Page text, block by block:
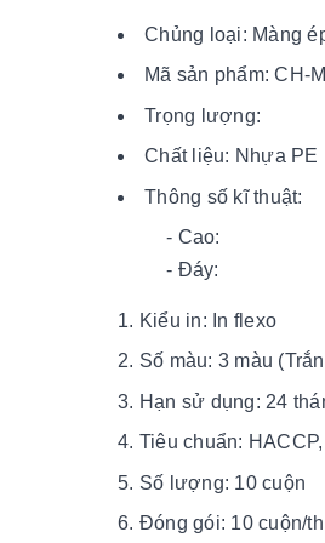
Chủng loại: Màng
Mã sản phẩm: CH-
Trọng lượng:
Chất liệu: Nhựa PE
Thông số kĩ thuật:
- Cao:
- Đáy:
Kiểu in: In flexo
Số màu: 3 màu
Hạn sử dụng: 24
Tiêu chuẩn:
Số lượng: 10 cuộn
Đóng gói: 10 cuộn/